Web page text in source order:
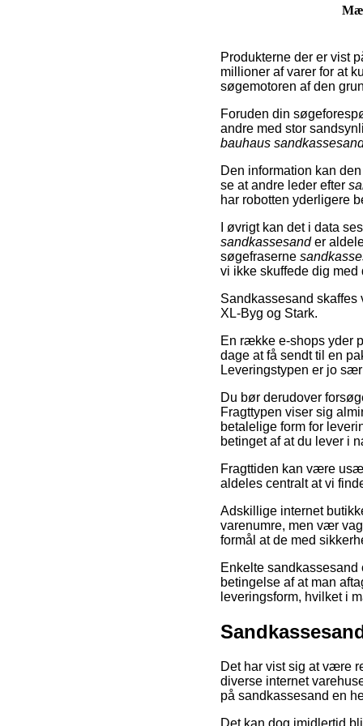
Produkterne der er vist
millioner af varer for at
søgemotoren af den
Foruden din
andre med stor
bauhaus
Den information kan
se at andre leder efter
har robotten yderligere
I øvrigt kan det i data
sandkassesander
søgefraserne
vi ikke skuffede dig med
Sandkassesand
XL-Byg og Stark.
En række e-shops yder
dage at få sendt til en
Leveringstypen er jo
Du bør derudover
Fragttypen viser sig
betalelige form for
betinget af at du lever i
Fragttiden kan være
aldeles centralt at vi
Adskillige internet
varenumre, men vær
formål at de med
Enkelte
betingelse af at man
leveringsform, hvilket i
Det har vist sig at være
diverse internet
på sandkassesand en
Det kan dog imidlertid